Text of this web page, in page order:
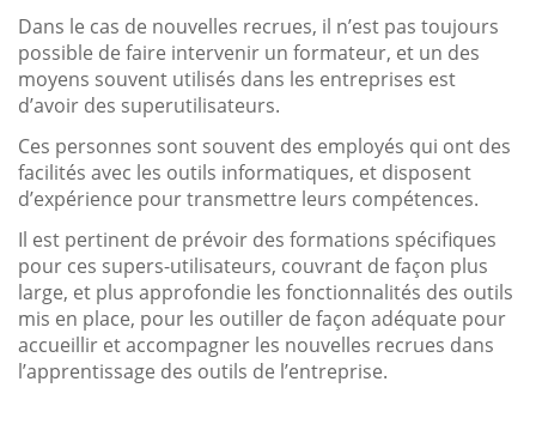
Dans le cas de nouvelles recrues, il n’est pas toujours
possible de faire intervenir un formateur, et un des
moyens souvent utilisés dans les entreprises est
d’avoir des superutilisateurs.
Ces personnes sont souvent des employés qui ont des
facilités avec les outils informatiques, et disposent
d’expérience pour transmettre leurs compétences.
Il est pertinent de prévoir des formations spécifiques
pour ces supers-utilisateurs, couvrant de façon plus
large, et plus approfondie les fonctionnalités des outils
mis en place, pour les outiller de façon adéquate pour
accueillir et accompagner les nouvelles recrues dans
l’apprentissage des outils de l’entreprise.